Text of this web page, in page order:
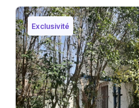
Exclusivité